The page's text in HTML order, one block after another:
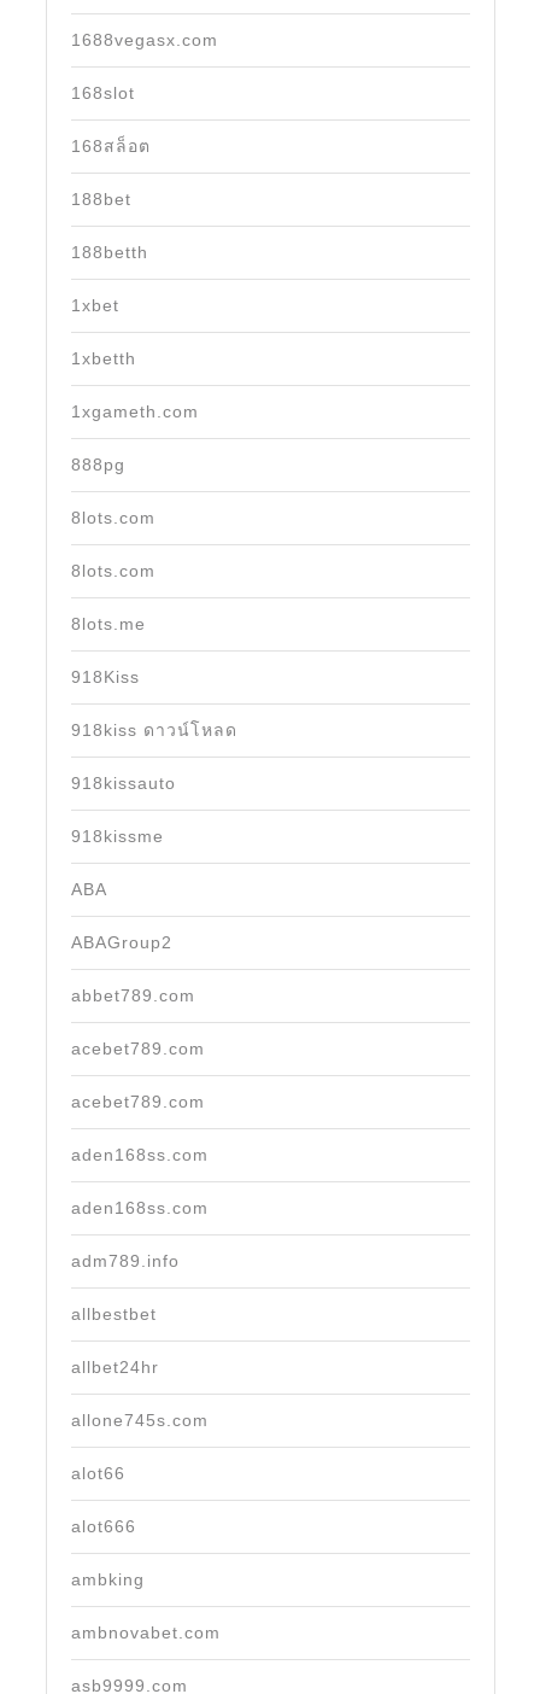
1688vegasx.com
168slot
168สล็อต
188bet
188betth
1xbet
1xbetth
1xgameth.com
888pg
8lots.com
8lots.com
8lots.me
918Kiss
918kiss ดาวน์โหลด
918kissauto
918kissme
ABA
ABAGroup2
abbet789.com
acebet789.com
acebet789.com
aden168ss.com
aden168ss.com
adm789.info
allbestbet
allbet24hr
allone745s.com
alot66
alot666
ambking
ambnovabet.com
asb9999.com